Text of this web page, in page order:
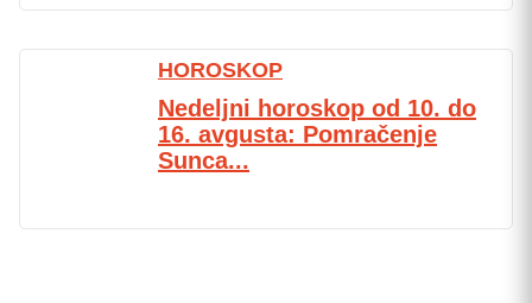
HOROSKOP
Nedeljni horoskop od 10. do
16. avgusta: Pomračenje
Sunca...